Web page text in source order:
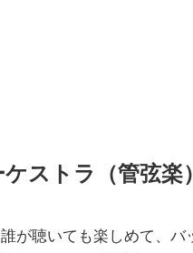
ケストラ（管弦楽
が聴いても楽しめて、